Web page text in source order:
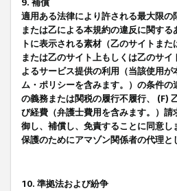
9. 補償
適用ある法律により許される最大限
または乙による本規約の違反に関す
トに表示される素材（乙のサイトま
または乙のサイト上もしくは乙のサ
よるサービス提供の利用（当該使用
ム・ポリシーを含みます。）の条件
の義務または関税の履行不履行、 (F)
び経費（弁護士費用を含みます。）
御し、補償し、免責することに同意
保護のためにアマゾン関係者の代理
10. 準拠法および紛争